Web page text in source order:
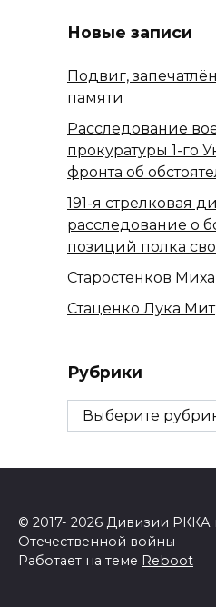
Новые записи
Подвиг,
памяти
Расследование
прокуратуры 1-го
фронта об
191-я стрелковая
расследование о
позиций полка
Старостенков
Стаценко Лука
Рубрики
Рубрики
© 2017- 2026 Дивизии РККА
Отечественной войны
Работает на теме Reboot